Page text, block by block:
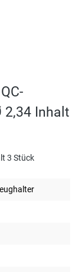
2,34 Inhalt
3 Stück